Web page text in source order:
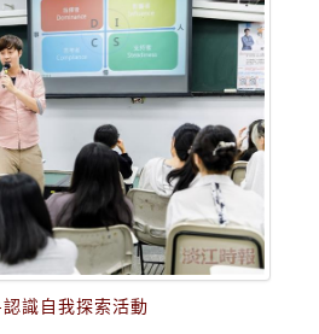
識自我探索活動